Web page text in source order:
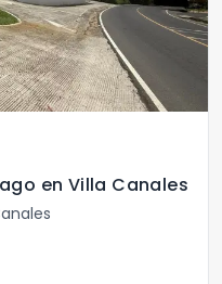
en Villa Canales